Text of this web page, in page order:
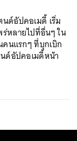
ด์อัปคอเมดี้ เริ่ม
หลายไปที่อื่นๆ ใน
นแรกๆ ที่บุกเบิก
ด์อัปคอเมดี้หน้า